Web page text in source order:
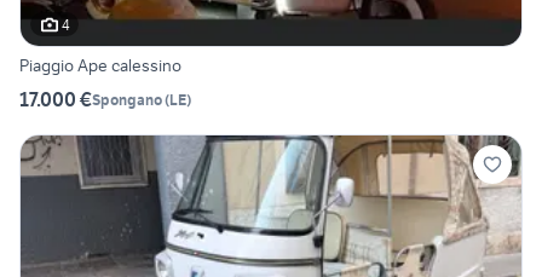
4
Piaggio Ape calessino
17.000 €Spongano(LE)